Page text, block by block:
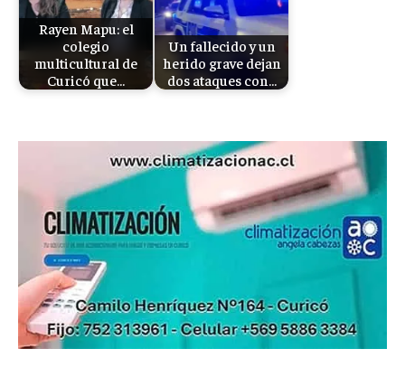
Rayen Mapu: el
colegio
multicultural de
Curicó que…
Un fallecido y un
herido grave dejan
dos ataques con…